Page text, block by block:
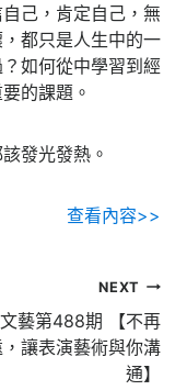
己，肯定自己，無
都只是人生中的一
如何從中學習到經
的課題。
發光發熱。
查看內容>>
NEXT
藝第488期 【不再
讓表演藝術與你溝
通】